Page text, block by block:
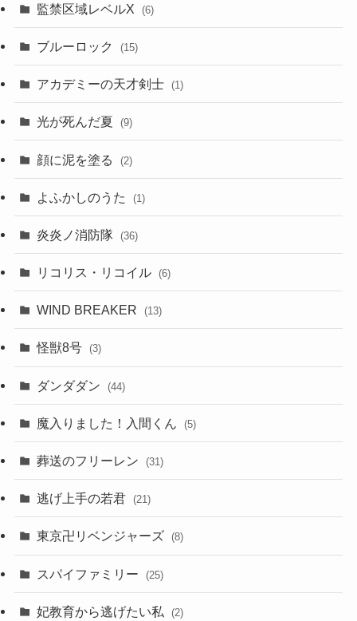
監禁区域レベルX (6)
ブルーロック (15)
アカデミーの天才剣士 (1)
光が死んだ夏 (9)
顔に泥を塗る (2)
よふかしのうた (1)
炎炎ノ消防隊 (36)
リコリス・リコイル (6)
WIND BREAKER (13)
怪獣8号 (3)
ダンダダン (44)
魔入りました！入間くん (5)
葬送のフリーレン (31)
逃げ上手の若君 (21)
東京卍リベンジャーズ (8)
スパイファミリー (25)
妃教育から逃げたい私 (2)